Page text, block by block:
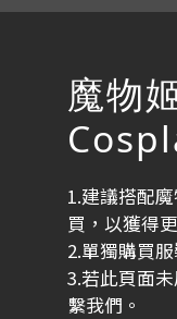
魔物
1.建議搭配
買，以獲得
2.單獨購買
3.若此頁面
繫我們。